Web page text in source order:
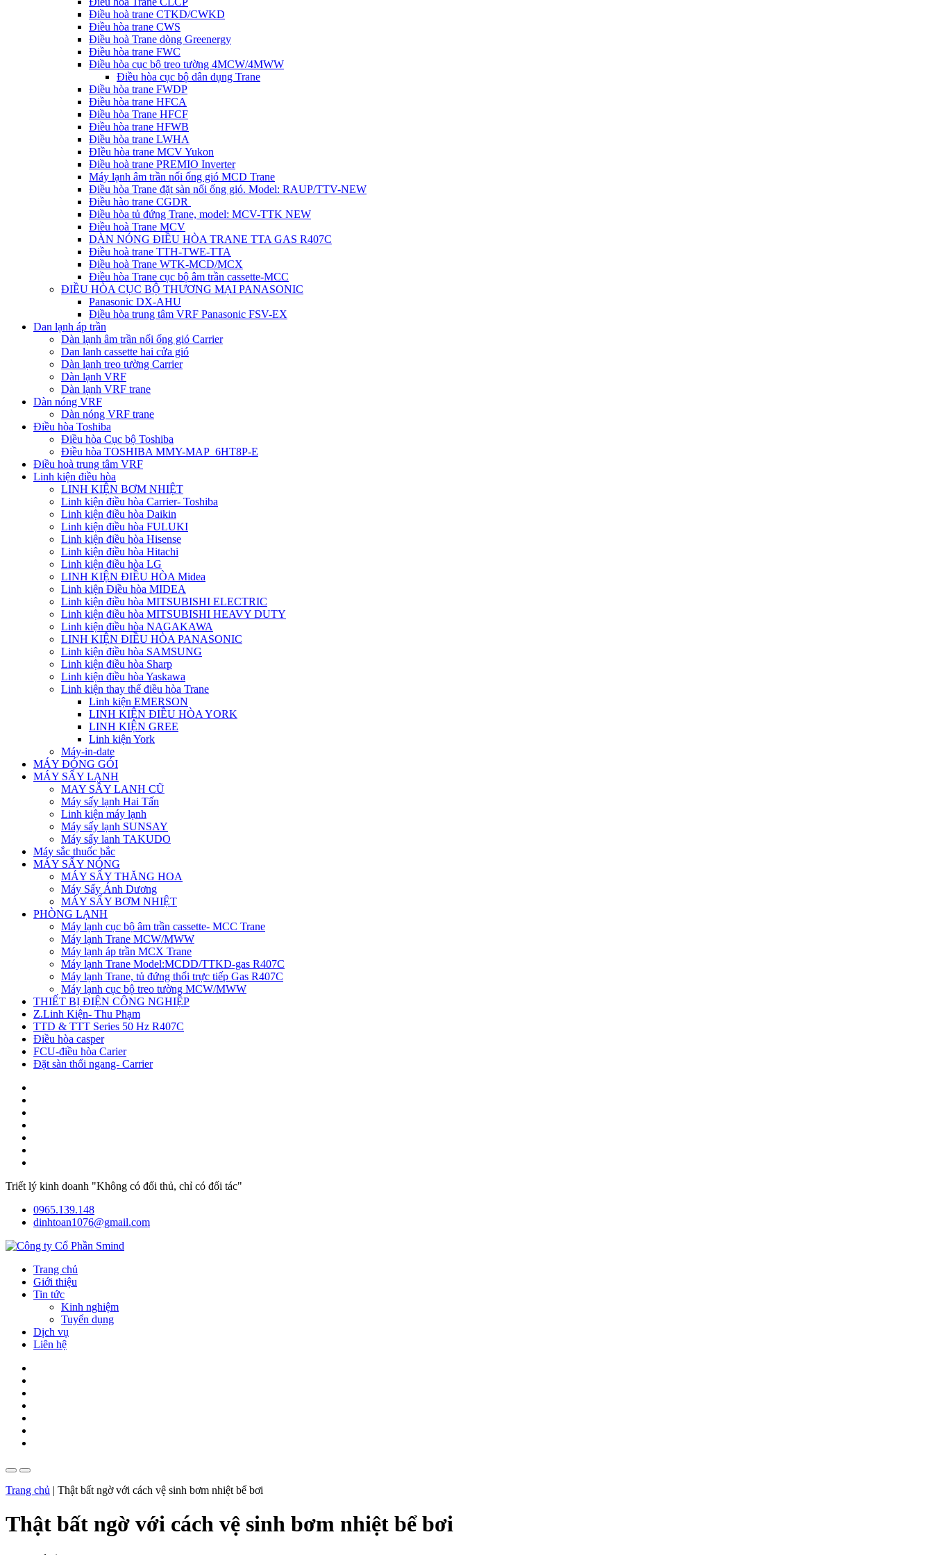
Điều hoà trane CTKD/CWKD
Điều hòa trane CWS
Điều hoà Trane dòng Greenergy
Điều hòa trane FWC
Điều hòa cục bộ treo tường 4MCW/4MWW
Điều hòa cục bộ dân dụng Trane
Điều hòa trane FWDP
Điều hòa trane HFCA
Điều hòa Trane HFCF
Điều hòa trane HFWB
Điều hòa trane LWHA
ĐIều hòa trane MCV Yukon
Điều hoà trane PREMIO Inverter
Máy lạnh âm trần nối ống gió MCD Trane
Điều hòa Trane đặt sàn nối ống gió. Model: RAUP/TTV-NEW
Điều hào trane CGDR
Điều hòa tủ đứng Trane, model: MCV-TTK NEW
Điều hoà Trane MCV
DÀN NÓNG ĐIỀU HÒA TRANE TTA GAS R407C
Điều hoà trane TTH-TWE-TTA
Điều hoà Trane WTK-MCD/MCX
Điều hòa Trane cục bộ âm trần cassette-MCC
ĐIỀU HÒA CỤC BỘ THƯƠNG MẠI PANASONIC
Panasonic DX-AHU
Điều hòa trung tâm VRF Panasonic FSV-EX
Dan lạnh áp trần
Dàn lạnh âm trần nối ống gió Carrier
Dan lanh cassette hai cửa gió
Dàn lạnh treo tường Carrier
Dàn lạnh VRF
Dàn lạnh VRF trane
Dàn nóng VRF
Dàn nóng VRF trane
Điều hòa Toshiba
Điều hòa Cục bộ Toshiba
Điều hòa TOSHIBA MMY-MAP_6HT8P-E
Điều hoà trung tâm VRF
Linh kiện điều hòa
LINH KIỆN BƠM NHIỆT
Linh kiện điều hòa Carrier- Toshiba
Linh kiện điều hòa Daikin
Linh kiện điều hòa FULUKI
Linh kiện điều hòa Hisense
Linh kiện điều hòa Hitachi
Linh kiện điều hòa LG
LINH KIỆN ĐIỀU HÒA Midea
Linh kiện Điều hòa MIDEA
Linh kiện điều hòa MITSUBISHI ELECTRIC
Linh kiện điều hòa MITSUBISHI HEAVY DUTY
Linh kiện điều hòa NAGAKAWA
LINH KIỆN ĐIỀU HÒA PANASONIC
Linh kiện điều hòa SAMSUNG
Linh kiện điều hòa Sharp
Linh kiện điều hòa Yaskawa
Linh kiện thay thế điều hòa Trane
Linh kiện EMERSON
LINH KIỆN ĐIỀU HÒA YORK
LINH KIỆN GREE
Linh kiện York
Máy-in-date
MÁY ĐÓNG GÓI
MÁY SẤY LẠNH
MAY SÂY LANH CŨ
Máy sấy lạnh Hai Tấn
Linh kiện máy lạnh
Máy sấy lạnh SUNSAY
Máy sấy lanh TAKUDO
Máy sắc thuốc bắc
MÁY SẤY NÓNG
MÁY SẤY THĂNG HOA
Máy Sấy Ánh Dương
MÁY SẤY BƠM NHIỆT
PHÒNG LẠNH
Máy lạnh cục bộ âm trần cassette- MCC Trane
Máy lạnh Trane MCW/MWW
Máy lạnh áp trần MCX Trane
Máy lạnh Trane Model:MCDD/TTKD-gas R407C
Máy lạnh Trane, tủ đứng thổi trực tiếp Gas R407C
Máy lạnh cục bộ treo tường MCW/MWW
THIẾT BỊ ĐIỆN CÔNG NGHIỆP
Z.Linh Kiện- Thu Phạm
TTD & TTT Series 50 Hz R407C
Điều hòa casper
FCU-điều hòa Carier
Đặt sàn thổi ngang- Carrier
Triết lý kinh doanh "Không có đối thủ, chỉ có đối tác"
0965.139.148
dinhtoan1076@gmail.com
Trang chủ
Giới thiệu
Tin tức
Kinh nghiệm
Tuyển dụng
Dịch vụ
Liên hệ
Trang chủ | Thật bất ngờ với cách vệ sinh bơm nhiệt bể bơi
Thật bất ngờ với cách vệ sinh bơm nhiệt bể bơi